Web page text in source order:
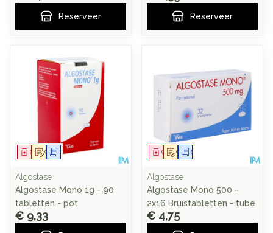
Reserveer Reserveer
Op voorschrift
GeneesmiddelSchriftelijke aanvraag
Algostase
Algostase Mono 1g - 90
tabletten - pot
€ 9,33
Op voorschrift
GeneesmiddelSchriftelijke aanvraag
Algostase
Algostase Mono 500 -
2x16 Bruistabletten - tube
€ 4,75